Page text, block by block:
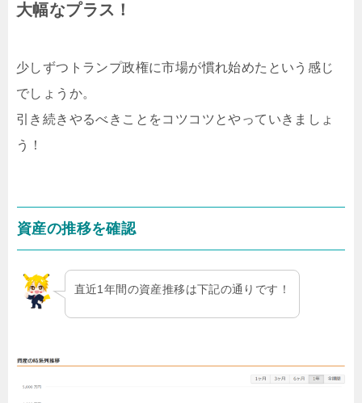
大幅なプラス！
少しずつトランプ政権に市場が慣れ始めたという感じ
でしょうか。
引き続きやるべきことをコツコツとやっていきましょ
う！
資産の推移を確認
直近1年間の資産推移は下記の通りです！